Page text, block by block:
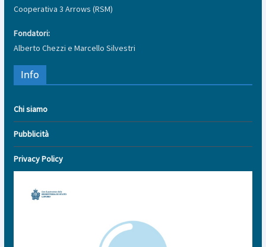
Cooperativa 3 Arrows (RSM)
Fondatori:
Alberto Chezzi e Marcello Silvestri
Info
Chi siamo
Pubblicità
Privacy Policy